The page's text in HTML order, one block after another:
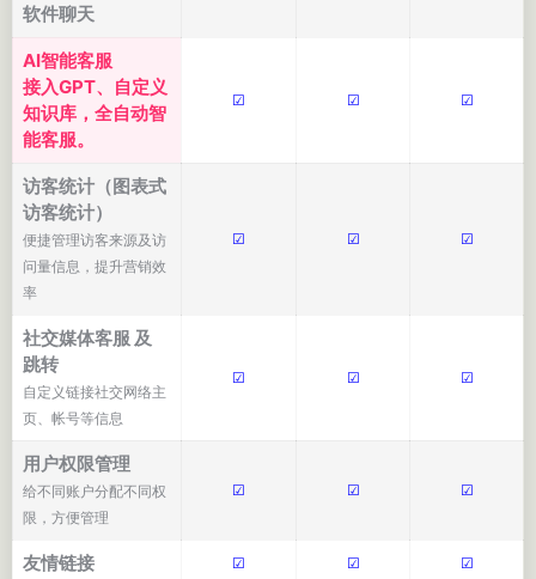
软件聊天
AI智能客服
接入GPT、自定义
知识库，全自动智
能客服。
☑ ☑ ☑
访客统计（图表式
访客统计）
便捷管理访客来源及访
问量信息，提升营销效
率
☑ ☑ ☑
社交媒体客服 及
跳转
自定义链接社交网络主
页、帐号等信息
☑ ☑ ☑
用户权限管理
给不同账户分配不同权
限，方便管理
☑ ☑ ☑
友情链接 ☑ ☑ ☑